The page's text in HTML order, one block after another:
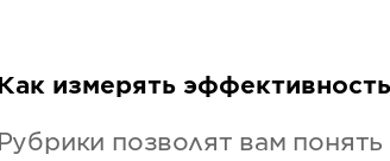
Как измерять
Рубрики позволят вам